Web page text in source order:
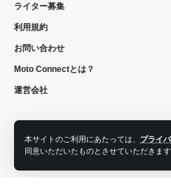
本サイトのご利用にあたっては、 プライ
同意いただいたものとさせていただきます
ライター募集
利用規約
お問い合わせ
Moto Connectとは？
運営会社
フォローする